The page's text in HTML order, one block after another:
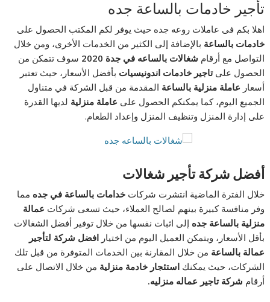
تأجير خادمات بالساعة جده
اهلا بكم فى عاملات روعه جده حيث يوفر لكم المكتب الحصول على
خادمات بالساعة بالإضافة إلى الكثير من الخدمات الأخرى، ومن خلال
التواصل مع أرقام شغالات بالساعه في جدة 2020 سوف تتمكن من
الحصول علىتاجير خادمات اندونيسيات بأفضل الأسعار، حيث تعتبر
أسعار عاملة منزلية بالساعة المقدمة من قبل الشركة في متناول
الجميع اليوم، كما يمكنكم الحصول على عاملة منزلية لديها القدرة
على إدارة المنزل وتنظيف المنزل وإعداد الطعام.
أفضل شركة تأجير شغالات
خلال الفترة الماضية انتشرت شركاتخدامات بالساعة في جده مما
وفر منافسة كبيرة بينهم لصالح العملاء، حيث تسعى شركات عمالة
منزلية بالساعة جده إلى اثبات نفسها من خلال توفير أفضل الشغالات
بأقل الأسعار، ويتمكن العميل اليوم من اختيارافضل شركة لتأجير
عمالة بالساعة من خلال المقارنة بين الخدمات المتوفرة من قبل تلك
الشركات، حيث يمكنكاستئجار خادمة منزلية من خلال الاتصال على
أرقام شركة تاجير عماله منزليه.